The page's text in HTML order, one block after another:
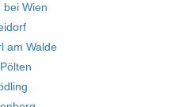
bei Wien
am Walde